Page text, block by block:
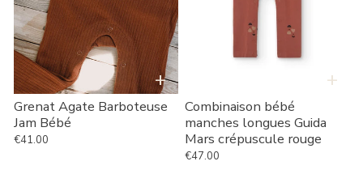
+
Grenat Agate Barboteuse
Jam Bébé
Prix habituel
€41.00
+
Combinaison bébé
manches longues Guida
Mars crépuscule rouge
Prix habituel
€47.00